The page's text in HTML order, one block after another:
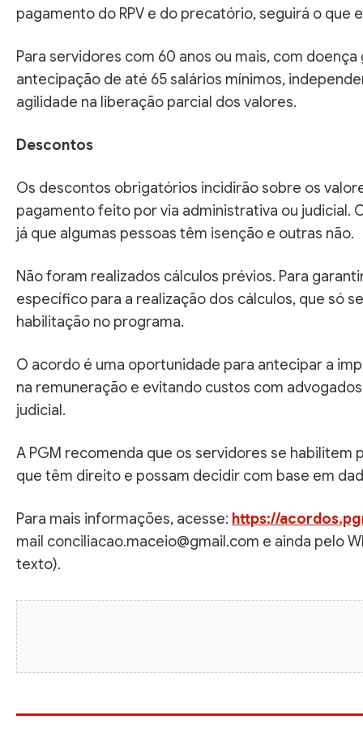
pagamento do RPV e do precatório, seguirá o que
Para servidores com 60 anos ou mais, com
antecipação de até 65 salários mínimos,
agilidade na liberação parcial dos valores.
Descontos
Os descontos obrigatórios incidirão sobre os
pagamento feito por via administrativa ou
já que algumas pessoas têm isenção e outras não.
Não foram realizados cálculos prévios. Para
específico para a realização dos cálculos, que só
habilitação no programa.
O acordo é uma oportunidade para antecipar a
na remuneração e evitando custos com
judicial.
A PGM recomenda que os servidores se
que têm direito e possam decidir com base em
Para mais informações, acesse: https://
mail conciliacao.maceio@gmail.com e ainda pelo
texto).